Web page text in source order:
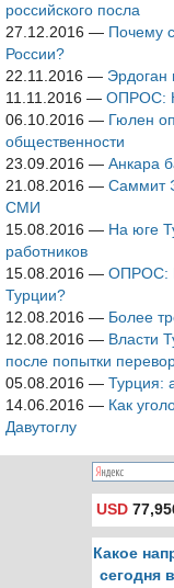
российского посла
27.12.2016 — Почему
России?
22.11.2016 — Эрдоган
11.11.2016 — ОПРОС:
06.10.2016 — Гюлен
общественности
23.09.2016 — Анкара
21.08.2016 — Саммит
СМИ
15.08.2016 — На юге
работников
15.08.2016 — ОПРОС:
Турции?
12.08.2016 — Более
12.08.2016 — Власти
после попытки
05.08.2016 — Турция:
14.06.2016 — Как
Давутоглу
USD
Какое
сегодня